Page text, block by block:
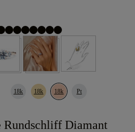
18k 18k 18k Pt
Diamant